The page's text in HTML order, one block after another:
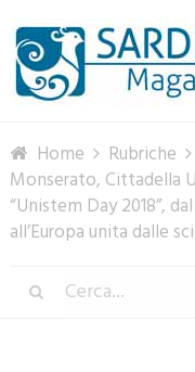
Home Rubriche
Monserato, Cittadella
“Unistem Day 2018”,
all’Europa unita dalle